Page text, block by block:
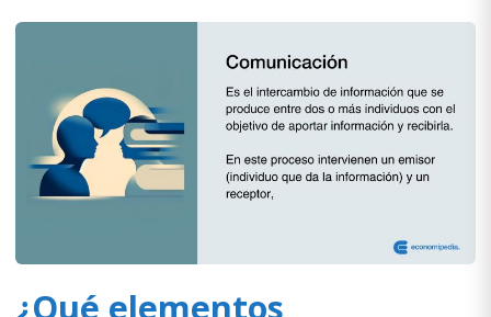
¿Qué elementos